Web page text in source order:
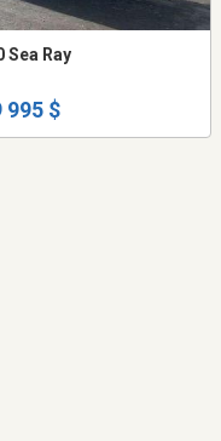
Sea Ray
995 $